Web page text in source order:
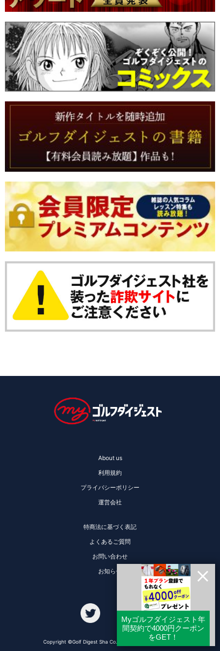
About us
利用規約
プライバシーポリシー
運営会社
特商法に基づく表記
よくあるご質問
お問い合わせ
お知らせ
Copyright ©Golf Digest Sha Co., Ltd. All Rights Reserved.